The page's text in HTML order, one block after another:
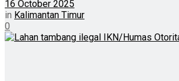
16 October 2025
in Kalimantan Timur
0